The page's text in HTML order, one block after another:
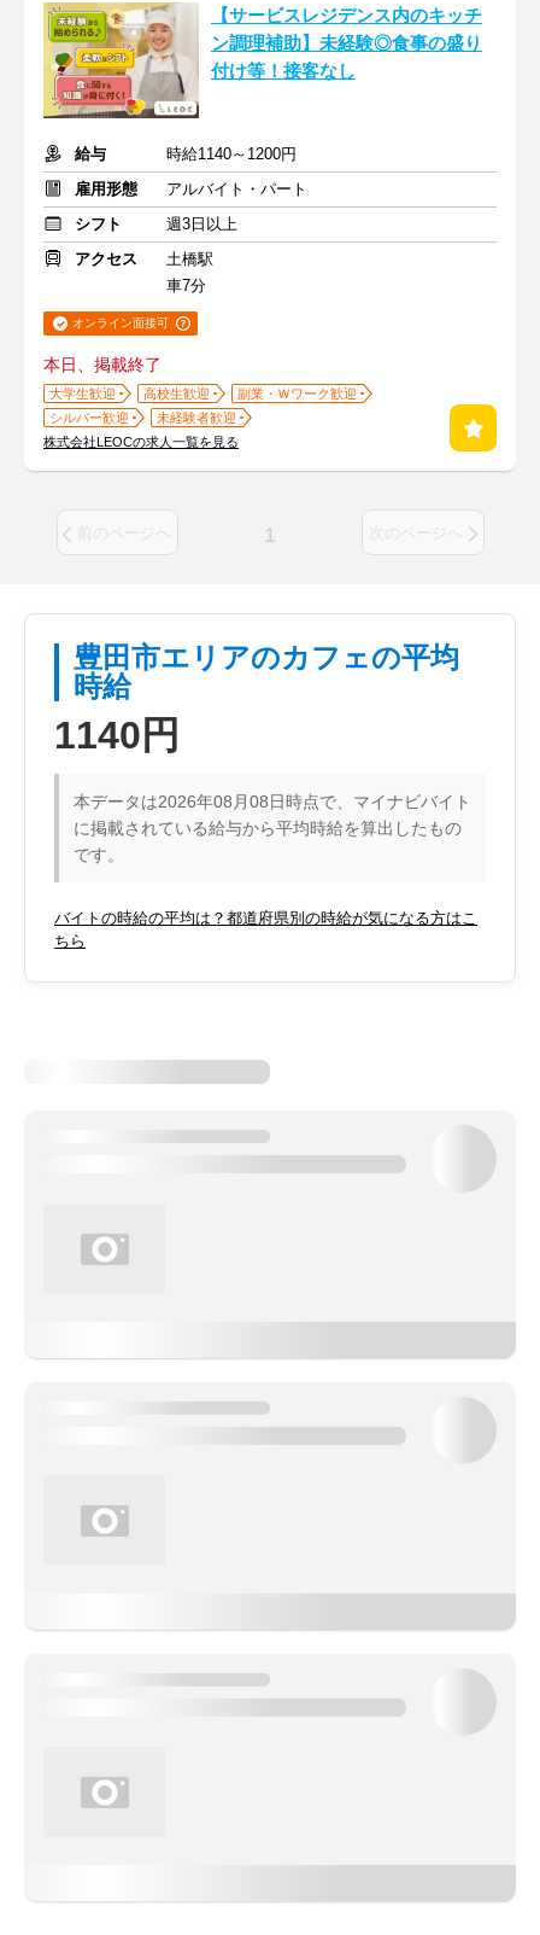
【サービスレジデンス内のキッチ
ン調理補助】未経験◎食事の盛り
付け等！接客なし
給与
時給1140～1200円
雇用形態
アルバイト・パート
シフト
週3日以上
アクセス
土橋駅
車7分
オンライン面接可
本日、掲載終了
大学生歓迎 高校生歓迎
副業・Ｗワーク歓迎
シルバー歓迎
未経験者歓迎
株式会社LEOCの求人一覧を見る
前のページへ 1 次のページへ
豊田市エリアのカフェの平均
時給
1140円
本データは2026年08月08日時点で、マイナビバイト
に掲載されている給与から平均時給を算出したもの
です。
バイトの時給の平均は？都道府県別の時給が気になる方はこ
ちら